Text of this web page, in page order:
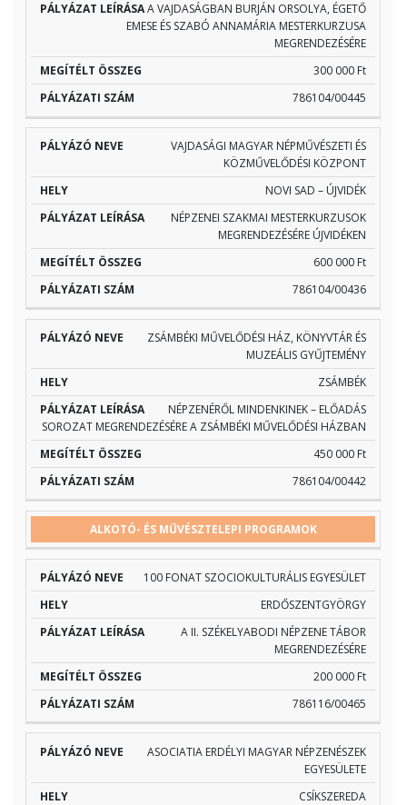
A VAJDASÁGBAN BURJÁN ORSOLYA, ÉGETŐ
EMESE ÉS SZABÓ ANNAMÁRIA MESTERKURZUSA
MEGRENDEZÉSÉRE
300 000 Ft
786104/00445
VAJDASÁGI MAGYAR NÉPMŰVÉSZETI ÉS
KÖZMŰVELŐDÉSI KÖZPONT
NOVI SAD – ÚJVIDÉK
NÉPZENEI SZAKMAI MESTERKURZUSOK
MEGRENDEZÉSÉRE ÚJVIDÉKEN
600 000 Ft
786104/00436
ZSÁMBÉKI MŰVELŐDÉSI HÁZ, KÖNYVTÁR ÉS
MUZEÁLIS GYŰJTEMÉNY
ZSÁMBÉK
NÉPZENÉRŐL MINDENKINEK – ELŐADÁS
SOROZAT MEGRENDEZÉSÉRE A ZSÁMBÉKI MŰVELŐDÉSI HÁZBAN
450 000 Ft
786104/00442
ALKOTÓ- ÉS MŰVÉSZTELEPI PROGRAMOK
100 FONAT SZOCIOKULTURÁLIS EGYESÜLET
ERDŐSZENTGYÖRGY
A II. SZÉKELYABODI NÉPZENE TÁBOR
MEGRENDEZÉSÉRE
200 000 Ft
786116/00465
ASOCIATIA ERDÉLYI MAGYAR NÉPZENÉSZEK
EGYESÜLETE
CSÍKSZEREDA